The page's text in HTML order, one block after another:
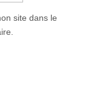
site dans le